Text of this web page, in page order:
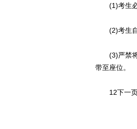
(1)考生必
(2)考生自
(3)严禁将
带至座位。
12下一